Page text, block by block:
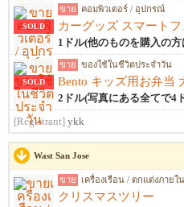
SOLD
ขาย คอมพิวเตอร์ / อุปกรณ์
カーグッズ スマート
1ドル(他のものを購入の方
SOLD
ขาย ของใช้ในชีวิตประจำวัน
2ドル(写真にある全てで4
[Registrant] ykk
Wast San Jose
ขาย เครื่องเรือน / ตกแต่งภายใน
クリスマスツリー